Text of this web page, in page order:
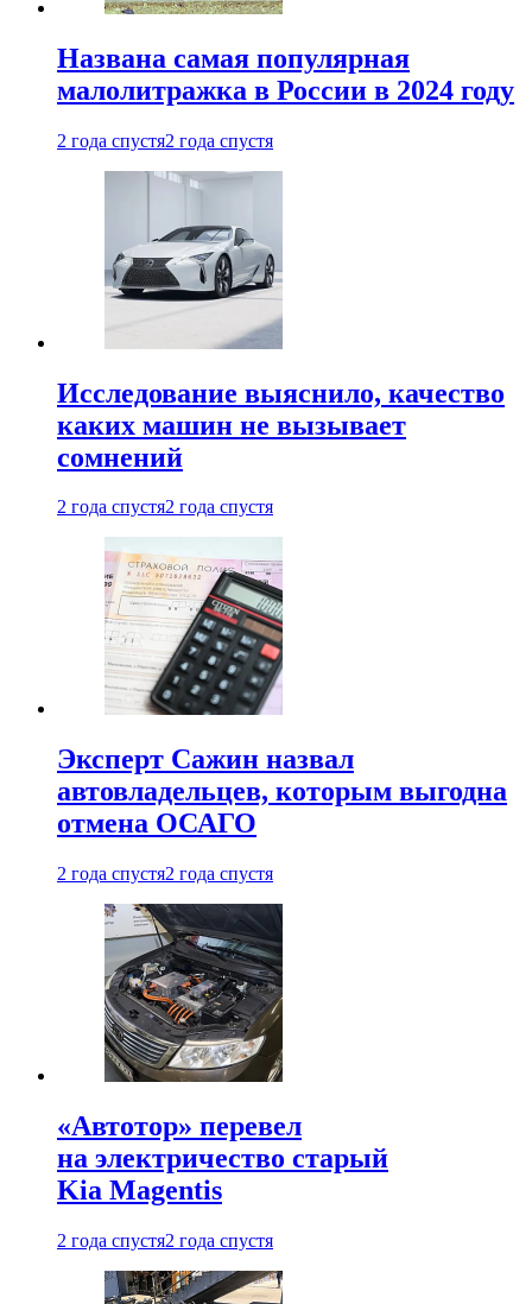
Названа самая популярная
малолитражка в России в 2024 году
2 года спустя2 года спустя
Исследование выяснило, качество
каких машин не вызывает
сомнений
2 года спустя2 года спустя
Эксперт Сажин назвал
автовладельцев, которым выгодна
отмена ОСАГО
2 года спустя2 года спустя
«Автотор» перевел
на электричество старый
Kia Magentis
2 года спустя2 года спустя